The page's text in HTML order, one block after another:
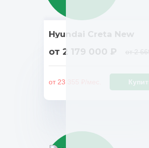
Hyundai Creta New
от 2 179 000 ₽ от 2
от 23 355 ₽/мес.